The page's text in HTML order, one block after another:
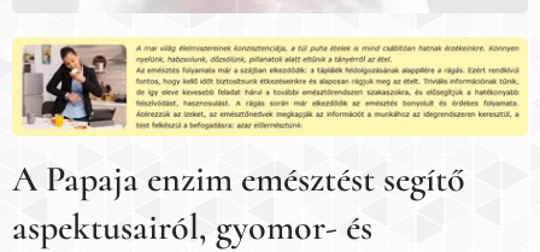
A Papaja enzim emésztést segítő
aspektusairól, gyomor- és